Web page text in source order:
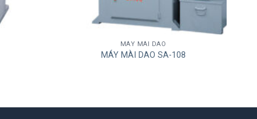
MÁY MÀI DAO
MÁY MÀI DAO SA-108